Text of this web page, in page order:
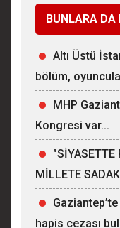
BUNLARA
Altı Üstü
bölüm,
MHP
Kongresi var...
"SİYASETTE
MİLLETE
hapis cezası